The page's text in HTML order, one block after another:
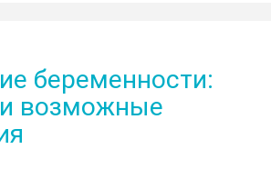
беременности:
возможные